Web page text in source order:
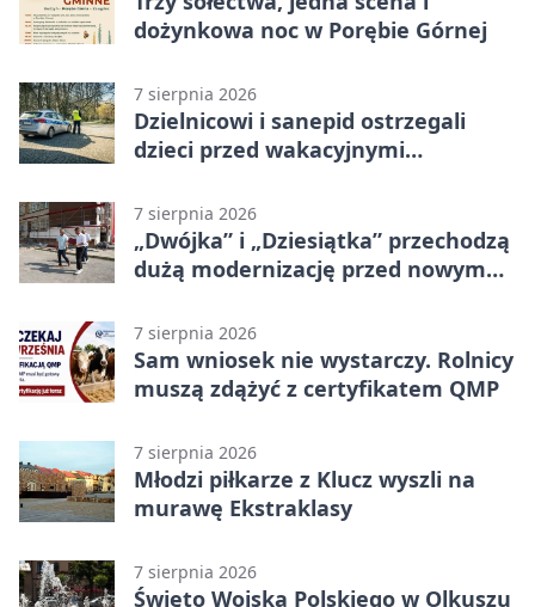
dożynkowa noc w Porębie Górnej
7 sierpnia 2026
Dzielnicowi i sanepid ostrzegali
dzieci przed wakacyjnymi
7 sierpnia 2026
„Dwójka” i „Dziesiątka” przechodzą
dużą modernizację przed nowym
7 sierpnia 2026
Sam wniosek nie wystarczy. Rolnicy
muszą zdążyć z certyfikatem QMP
7 sierpnia 2026
Młodzi piłkarze z Klucz wyszli na
murawę Ekstraklasy
7 sierpnia 2026
Święto Wojska Polskiego w Olkuszu